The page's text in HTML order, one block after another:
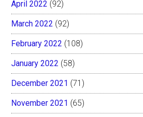
April 2022 (92)
March 2022 (92)
February 2022 (108)
January 2022 (58)
December 2021 (71)
November 2021 (65)